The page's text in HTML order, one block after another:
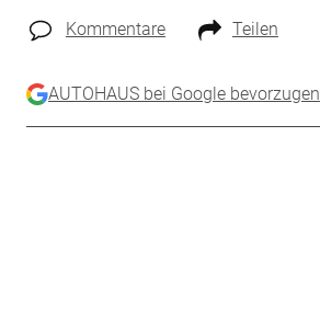
Kommentare Teilen
AUTOHAUS bei Google bevorzugen